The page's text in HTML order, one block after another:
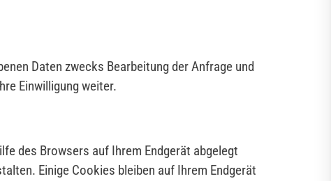
Daten zwecks Bearbeitung der Anfrage und
Einwilligung weiter.
des Browsers auf Ihrem Endgerät abgelegt
Einige Cookies bleiben auf Ihrem Endgerät